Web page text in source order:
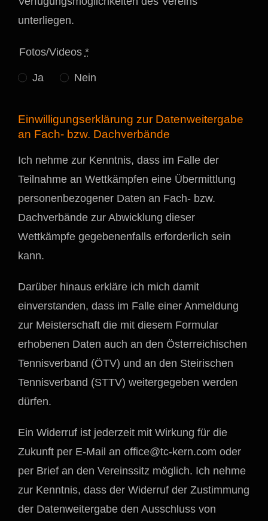
unterliegen.
Fotos/Videos *
Ja Nein
Einwilligungserklärung zur Datenweitergabe
an Fach- bzw. Dachverbände
Ich nehme zur Kenntnis, dass im Falle der
Teilnahme an Wettkämpfen eine Übermittlung
personenbezogener Daten an Fach- bzw.
Dachverbände zur Abwicklung dieser
Wettkämpfe gegebenenfalls erforderlich sein
kann.
Darüber hinaus erkläre ich mich damit
einverstanden, dass im Falle einer Anmeldung
zur Meisterschaft die mit diesem Formular
erhobenen Daten auch an den Österreichischen
Tennisverband (ÖTV) und an den Steirischen
Tennisverband (STTV) weitergegeben werden
dürfen.
Ein Widerruf ist jederzeit mit Wirkung für die
Zukunft per E-Mail an office@tc-kern.com oder
per Brief an den Vereinssitz möglich. Ich nehme
zur Kenntnis, dass der Widerruf der Zustimmung
der Datenweitergabe den Ausschluss von